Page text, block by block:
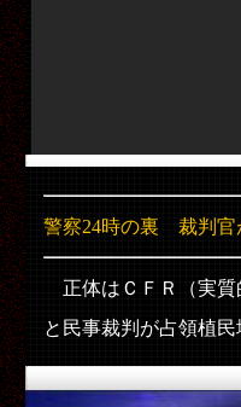
警察24時の裏 裁判官
正体はＣＦＲ（実質
と民事裁判が占領植民